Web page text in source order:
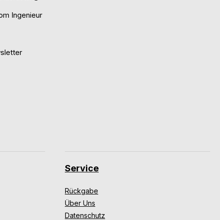
Ingenieur
Service
Rückgabe
Über Uns
Datenschutz